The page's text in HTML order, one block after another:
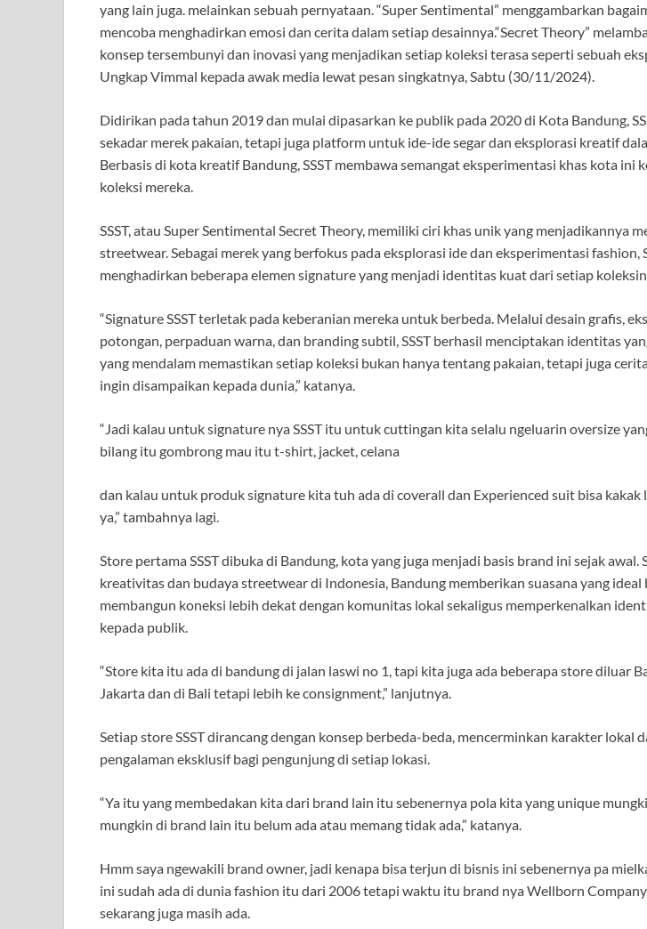
yang lain juga. melainkan sebuah pernyataan. “Super Sentimental” menggambarkan
mencoba menghadirkan emosi dan cerita dalam setiap desainnya.“Secret Theory”
konsep tersembunyi dan inovasi yang menjadikan setiap koleksi terasa seperti sebuah
Ungkap Vimmal kepada awak media lewat pesan singkatnya, Sabtu (30/11/2024).
Didirikan pada tahun 2019 dan mulai dipasarkan ke publik pada 2020 di Kota Bandung,
sekadar merek pakaian, tetapi juga platform untuk ide-ide segar dan eksplorasi kreatif
Berbasis di kota kreatif Bandung, SSST membawa semangat eksperimentasi khas kota ini
koleksi mereka.
SSST, atau Super Sentimental Secret Theory, memiliki ciri khas unik yang menjadikannya
streetwear. Sebagai merek yang berfokus pada eksplorasi ide dan eksperimentasi fashion,
menghadirkan beberapa elemen signature yang menjadi identitas kuat dari setiap
“Signature SSST terletak pada keberanian mereka untuk berbeda. Melalui desain grafis,
potongan, perpaduan warna, dan branding subtil, SSST berhasil menciptakan identitas
yang mendalam memastikan setiap koleksi bukan hanya tentang pakaian, tetapi juga
ingin disampaikan kepada dunia,” katanya.
“Jadi kalau untuk signature nya SSST itu untuk cuttingan kita selalu ngeluarin oversize
bilang itu gombrong mau itu t-shirt, jacket, celana
dan kalau untuk produk signature kita tuh ada di coverall dan Experienced suit bisa kakak
ya,” tambahnya lagi.
Store pertama SSST dibuka di Bandung, kota yang juga menjadi basis brand ini sejak awal.
kreativitas dan budaya streetwear di Indonesia, Bandung memberikan suasana yang ideal
membangun koneksi lebih dekat dengan komunitas lokal sekaligus memperkenalkan
kepada publik.
“Store kita itu ada di bandung di jalan laswi no 1, tapi kita juga ada beberapa store diluar
Jakarta dan di Bali tetapi lebih ke consignment,” lanjutnya.
Setiap store SSST dirancang dengan konsep berbeda-beda, mencerminkan karakter lokal
pengalaman eksklusif bagi pengunjung di setiap lokasi.
“Ya itu yang membedakan kita dari brand lain itu sebenernya pola kita yang unique
mungkin di brand lain itu belum ada atau memang tidak ada,” katanya.
Hmm saya ngewakili brand owner, jadi kenapa bisa terjun di bisnis ini sebenernya pa
ini sudah ada di dunia fashion itu dari 2006 tetapi waktu itu brand nya Wellborn
sekarang juga masih ada.